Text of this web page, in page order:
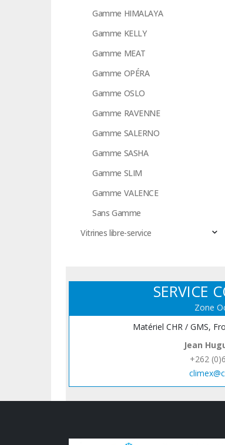
Gamme HIMALAYA
Gamme KELLY
Gamme MEAT
Gamme OPÉRA
Gamme OSLO
Gamme RAVENNE
Gamme SALERNO
Gamme SASHA
Gamme SLIM
Gamme VALENCE
Sans Gamme
Vitrines libre-service
SERVICE
Zone
Matériel CHR / GMS,
Jean
+262